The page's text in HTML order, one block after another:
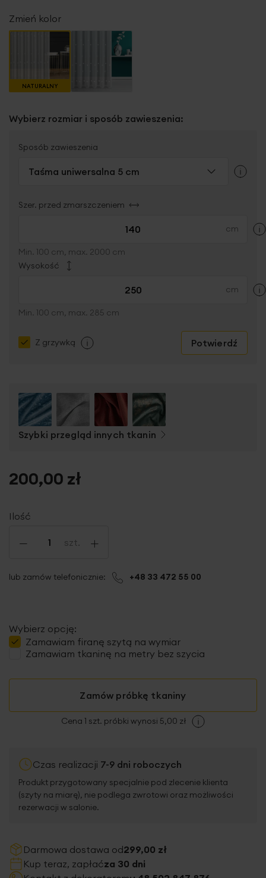
Zmień kolor
NATURALNY
Wybierz rozmiar i sposób zawieszenia:
Sposób zawieszenia
Taśma uniwersalna 5 cm
Szer. przed zmarszczeniem
Min. 100 cm, max. 2000 cm
Wysokość
Min. 100 cm, max. 285 cm
Z grzywką Potwierdź
Szybki przegląd innych tkanin
200,00 zł
Ilość
- szt. +
lub zamów telefonicznie: +48 33 472 55 00
Wybierz opcję:
Zamawiam firanę szytą na wymiar
Zamawiam tkaninę na metry bez szycia
Zamów próbkę tkaniny
Cena 1 szt. próbki wynosi 5,00 zł
Czas realizacji 7-9 dni roboczych
Produkt przygotowany specjalnie pod zlecenie klienta
(szyty na miarę), nie podlega zwrotowi oraz możliwości
rezerwacji w salonie.
Darmowa dostawa od299,00 zł
Kup teraz, zapłaćza 30 dni